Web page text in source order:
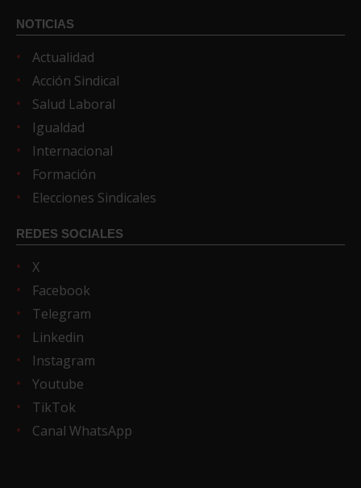
NOTICIAS
Actualidad
Acción Sindical
Salud Laboral
Igualdad
Internacional
Formación
Elecciones Sindicales
REDES SOCIALES
X
Facebook
Telegram
Linkedin
Instagram
Youtube
TikTok
Canal WhatsApp